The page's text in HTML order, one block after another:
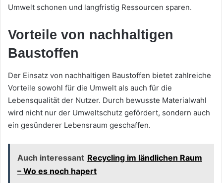
Umwelt schonen und langfristig Ressourcen sparen.
Vorteile von nachhaltigen
Baustoffen
Der Einsatz von nachhaltigen Baustoffen bietet zahlreiche
Vorteile sowohl für die Umwelt als auch für die
Lebensqualität der Nutzer. Durch bewusste Materialwahl
wird nicht nur der Umweltschutz gefördert, sondern auch
ein gesünderer Lebensraum geschaffen.
Auch interessant Recycling im ländlichen Raum
– Wo es noch hapert